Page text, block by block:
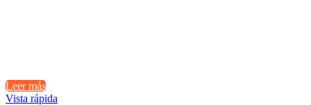
Leer más
Vista rápida